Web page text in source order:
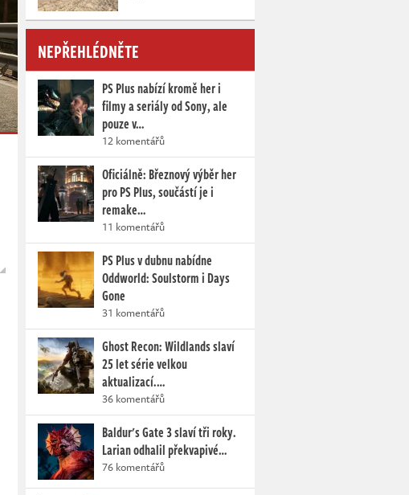
NEPŘEHLÉDNĚTE
PS Plus nabízí kromě her i
filmy a seriály od Sony, ale
pouze v…
12 komentářů
Oficiálně: Březnový výběr her
pro PS Plus, součástí je i
remake…
11 komentářů
PS Plus v dubnu nabídne
Oddworld: Soulstorm i Days
Gone
31 komentářů
Ghost Recon: Wildlands slaví
25 let série velkou
aktualizací.…
36 komentářů
Baldur's Gate 3 slaví tři roky.
Larian odhalil překvapivé…
76 komentářů